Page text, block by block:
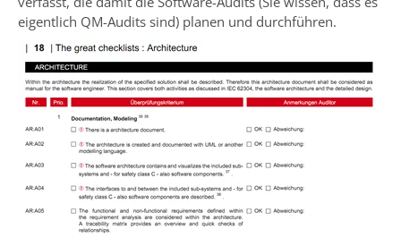
eigentlich QM-Audits sind) planen und durchführen.